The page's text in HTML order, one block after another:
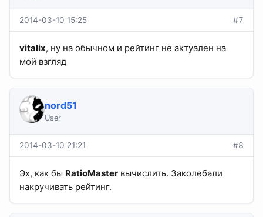
2014-03-10 15:25 #7
vitalix, ну на обычном и рейтинг не актуален на
мой взгляд
nord51
User
2014-03-10 21:21 #8
Эх, как бы RatioMaster вычислить. Заколебали
накручивать рейтинг.